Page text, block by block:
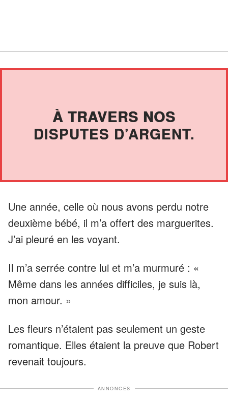
À TRAVERS NOS
DISPUTES D’ARGENT.
Une année, celle où nous avons perdu notre
deuxième bébé, il m’a offert des marguerites.
J’ai pleuré en les voyant.
Il m’a serrée contre lui et m’a murmuré : «
Même dans les années difficiles, je suis là,
mon amour. »
Les fleurs n’étaient pas seulement un geste
romantique. Elles étaient la preuve que Robert
revenait toujours.
ANNONCES